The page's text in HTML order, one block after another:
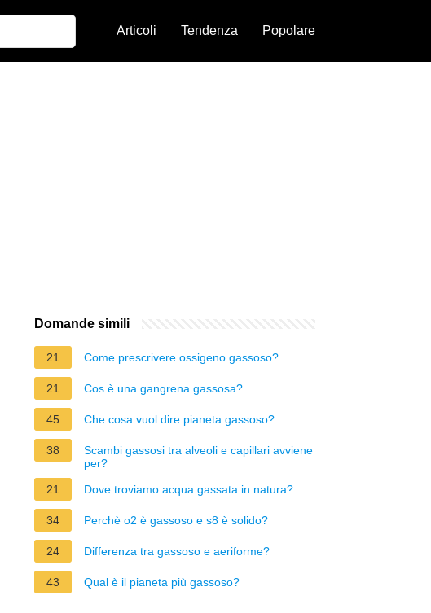
Articoli Tendenza Popolare
Domande simili
21 Come prescrivere ossigeno gassoso?
21 Cos è una gangrena gassosa?
45 Che cosa vuol dire pianeta gassoso?
38
Scambi gassosi tra alveoli e capillari avviene
per?
21
Dove troviamo acqua gassata in natura?
34 Perchè o2 è gassoso e s8 è solido?
24 Differenza tra gassoso e aeriforme?
43 Qual è il pianeta più gassoso?